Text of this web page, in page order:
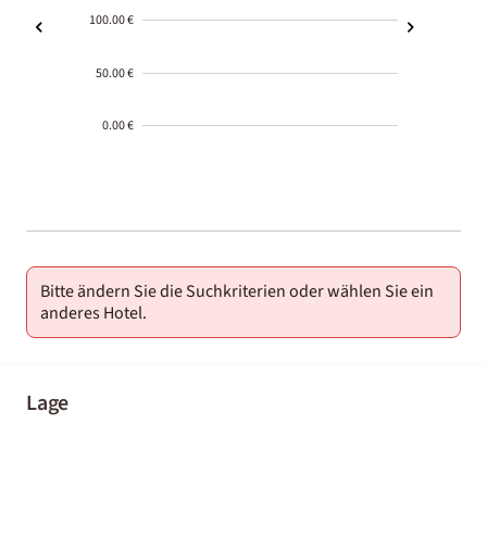
100.00 €
50.00 €
0.00 €
01-02
Bitte ändern Sie die Suchkriterien oder wählen Sie ein
anderes Hotel.
Lage